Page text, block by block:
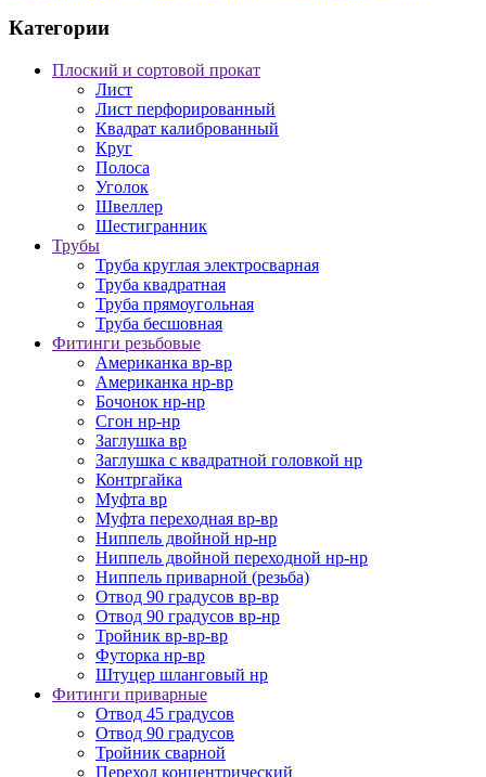
Категории
Плоский и сортовой прокат
Лист
Лист перфорированный
Квадрат калиброванный
Круг
Полоса
Уголок
Швеллер
Шестигранник
Трубы
Труба круглая электросварная
Труба квадратная
Труба прямоугольная
Труба бесшовная
Фитинги резьбовые
Американка вр-вр
Американка нр-вр
Бочонок нр-нр
Сгон нр-нр
Заглушка вр
Заглушка с квадратной головкой нр
Контргайка
Муфта вр
Муфта переходная вр-вр
Ниппель двойной нр-нр
Ниппель двойной переходной нр-нр
Ниппель приварной (резьба)
Отвод 90 градусов вр-вр
Отвод 90 градусов вр-нр
Тройник вр-вр-вр
Футорка нр-вр
Штуцер шланговый нр
Фитинги приварные
Отвод 45 градусов
Отвод 90 градусов
Тройник сварной
Переход концентрический